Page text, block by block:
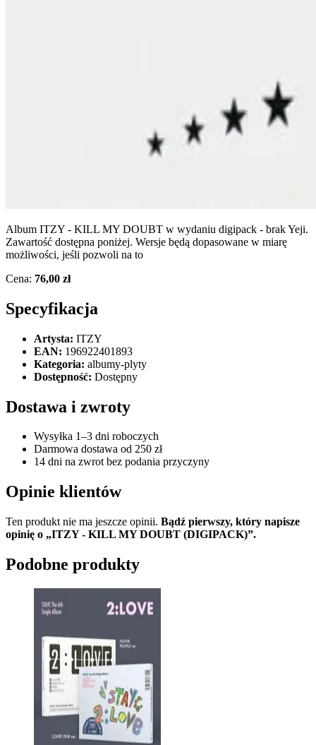
Album ITZY - KILL MY DOUBT w wydaniu digipack - brak Yeji.
Zawartość dostępna poniżej. Wersje będą dopasowane w miarę
możliwości, jeśli pozwoli na to
Cena: 76,00 zł
Specyfikacja
Artysta: ITZY
EAN: 196922401893
Kategoria: albumy-plyty
Dostępność: Dostępny
Dostawa i zwroty
Wysyłka 1–3 dni roboczych
Darmowa dostawa od 250 zł
14 dni na zwrot bez podania przyczyny
Opinie klientów
Ten produkt nie ma jeszcze opinii. Bądź pierwszy, który napisze
opinię o „ITZY - KILL MY DOUBT (DIGIPACK)”.
Podobne produkty